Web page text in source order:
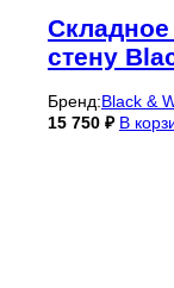
стену
Бренд:Black &
15 750 ₽ В